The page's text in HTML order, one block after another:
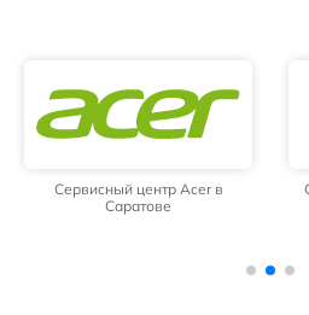
Сервисный центр Acer в
Саратове